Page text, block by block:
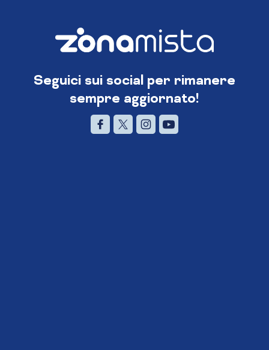
Seguici sui social per rimanere
sempre aggiornato!